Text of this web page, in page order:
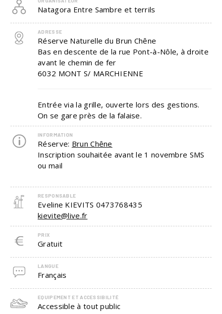
Natagora Entre Sambre et terrils
ADRESSE
Réserve Naturelle du Brun Chêne
Bas en descente de la rue Pont-à-Nôle, à droite
avant le chemin de fer
6032 MONT S/ MARCHIENNE
Entrée via la grille, ouverte lors des gestions.
On se gare près de la falaise.
INFORMATION
Réserve: Brun Chêne
Inscription souhaitée avant le 1 novembre SMS
ou mail
RESPONSABLE
Eveline KIEVITS 0473768435
kievite@live.fr
PRIX
Gratuit
LANGUE
Français
EQUIPEMENT ET ACCESSIBILITÉ
Accessible à tout public